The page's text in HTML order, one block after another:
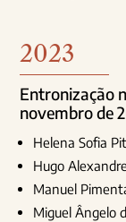
2023
Entronização
novembro de
Helena Sofia
Hugo
Manuel
Miguel Ângelo